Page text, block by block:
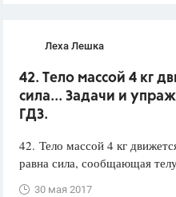
Леха Лешка
42. Тело массой 4 кг
сила... Задачи и
ГДЗ.
42. Тело массой 4 кг
равна сила, сообщающая
30 мая 2017